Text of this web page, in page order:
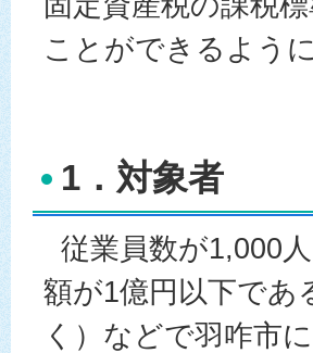
ことができるよう
1．対象者
従業員数が1,000
額が1億円以下であ
く）などで羽咋市